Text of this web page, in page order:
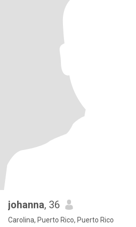
johanna, 36
Carolina, Puerto Rico, Puerto Rico